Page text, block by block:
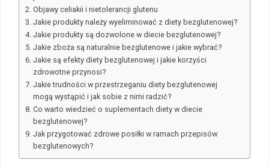
Objawy celiakii i nietolerancji glutenu
Jakie produkty należy wyeliminować z diety bezglutenowej?
Jakie produkty są dozwolone w diecie bezglutenowej?
Jakie zboża są naturalnie bezglutenowe i jakie wybrać?
Jakie są efekty diety bezglutenowej i jakie korzyści
zdrowotne przynosi?
Jakie trudności w przestrzeganiu diety bezglutenowej
mogą wystąpić i jak sobie z nimi radzić?
Co warto wiedzieć o suplementach diety w diecie
bezglutenowej?
Jak przygotować zdrowe posiłki w ramach przepisów
bezglutenowych?